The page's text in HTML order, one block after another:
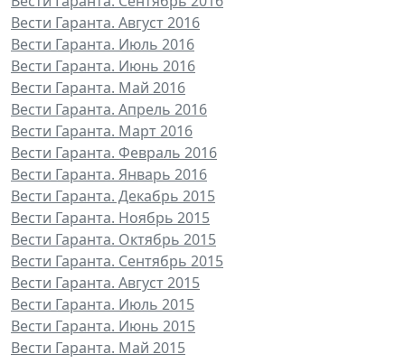
Вести Гаранта. Август 2016
Вести Гаранта. Июль 2016
Вести Гаранта. Июнь 2016
Вести Гаранта. Май 2016
Вести Гаранта. Апрель 2016
Вести Гаранта. Март 2016
Вести Гаранта. Февраль 2016
Вести Гаранта. Январь 2016
Вести Гаранта. Декабрь 2015
Вести Гаранта. Ноябрь 2015
Вести Гаранта. Октябрь 2015
Вести Гаранта. Сентябрь 2015
Вести Гаранта. Август 2015
Вести Гаранта. Июль 2015
Вести Гаранта. Июнь 2015
Вести Гаранта. Май 2015